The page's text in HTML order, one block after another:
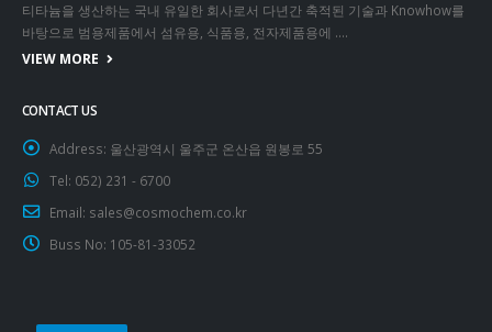
티타늄을 생산하는 국내 유일한 회사로서 다년간 축적된 기술과 Knowhow를
바탕으로 범용제품에서 섬유용, 식품용, 전자제품용에 ….
VIEW MORE
CONTACT US
Address: 울산광역시 울주군 온산읍 원봉로 55
Tel: 052) 231 - 6700
Email: sales@cosmochem.co.kr
Buss No: 105-81-33052